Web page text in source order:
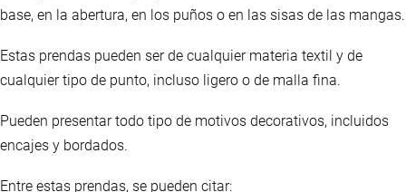
base, en la abertura, en los puños o en las sisas de las mangas.
Estas prendas pueden ser de cualquier materia textil y de
cualquier tipo de punto, incluso ligero o de malla fina.
Pueden presentar todo tipo de motivos decorativos, incluidos
encajes y bordados.
Entre estas prendas, se pueden citar: